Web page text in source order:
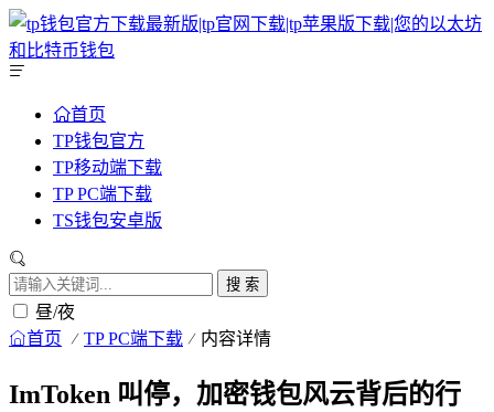
首页
TP钱包官方
TP移动端下载
TP PC端下载
TS钱包安卓版
搜 索
昼/夜
首页 TP PC端下载 内容详情
ImToken 叫停，加密钱包风云背后的行